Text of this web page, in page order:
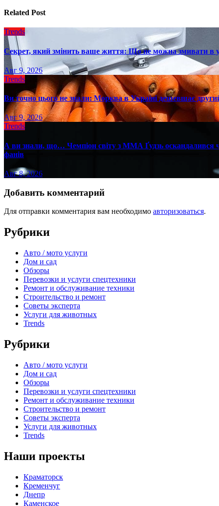
записям
Related Post
Trends
Секрет, який змінить ваше життя: Що не можна змивати в
Авг 9, 2026
Trends
Ви точно цього не знали: Морква в Україні дешевшає
Авг 9, 2026
Trends
А ви знали, що… Чемпіон світу з ММА Ґудзь оскандалився
фанів
Авг 8, 2026
Добавить комментарий
Для отправки комментария вам необходимо авторизоваться.
Рубрики
Авто / мото услуги
Дом и сад
Обзоры
Перевозки и услуги спецтехники
Ремонт и обслуживание техники
Строительство и ремонт
Советы эксперта
Услуги для животных
Trends
Рубрики
Авто / мото услуги
Дом и сад
Обзоры
Перевозки и услуги спецтехники
Ремонт и обслуживание техники
Строительство и ремонт
Советы эксперта
Услуги для животных
Trends
Наши проекты
Краматорск
Кременчуг
Днепр
Каменское